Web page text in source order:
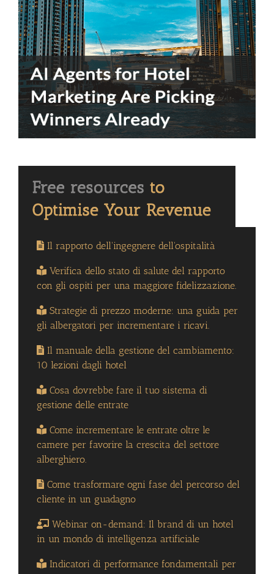
Il rapporto dell'ingegnere dell'ospitalità
Verifica dello stato di salute del rapporto
con gli ospiti per una maggiore fidelizzazione.
Strategie di prezzo moderne: una guida per
gli albergatori per incrementare i ricavi.
Il manuale della gestione del cambiamento:
10 lezioni dagli hotel
Cosa dovrebbe fare il tuo sistema di
gestione delle entrate
Come incrementare le entrate oltre le
camere per favorire la crescita del settore
alberghiero.
Come trasformare ogni fase del percorso del
cliente in un guadagno
Webinar on-demand: Il brand di un hotel
in un mondo di intelligenza artificiale
Indicatori di performance fondamentali per